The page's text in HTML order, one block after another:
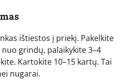
ištiestos į priekį. Pakelkite
grindų, palaikykite 3–4
Kartokite 10–15 kartų. Tai
nugarai.